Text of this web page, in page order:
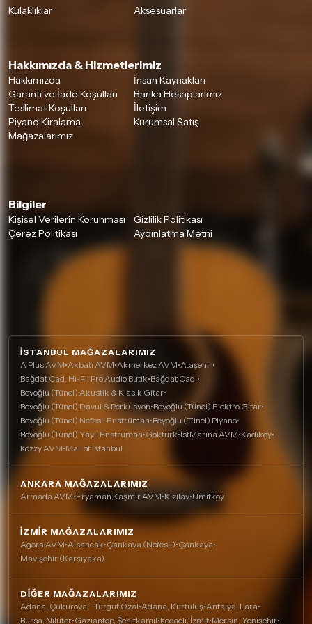
Kulaklıklar
Aksesuarlar
Hakkımızda & Hizmetlerimiz
Hakkımızda
İnsan Kaynakları
Garanti ve İade Koşulları
Banka Hesaplarımız
Teslimat Koşulları
İletişim
Piyano Kiralama
Kurumsal Satış
Mağazalarımız
Bilgiler
Kişisel Verilerin Korunması
Gizlilik Politikası
Çerez Politikası
Aydınlatma Metni
İSTANBUL MAĞAZALARIMIZ
A Plus AVM•Akbatı AVM•Akmerkez AVM•Ataşehir•
Bağdat Cad. Hi-Fi, Pro Audio Butik•Bağdat Cad.•
Beyoğlu (Tünel) Akustik & Klasik Gitar•
Beyoğlu (Tünel) Davul & Perküsyon•Beyoğlu (Tünel) Elektro Gitar•
Beyoğlu (Tünel) Nefesli Enstrüman•Beyoğlu (Tünel) Piyano•
Beyoğlu (Tünel) Yaylı Enstrüman•Göktürk•İstMarina AVM•Kadıköy•
Kozzy AVM•Mall of İstanbul
ANKARA MAĞAZALARIMIZ
Armada AVM•Eryaman Kaşmir AVM•Kızılay•Ümitköy
İZMIR MAĞAZALARIMIZ
Agora AVM•Alsancak•Çankaya (Nefesli)•Çankaya•
Mavişehir (Karşıyaka)
DIĞER MAĞAZALARIMIZ
Adana, Çukurova - Turgut Özal•Adana, Kurtuluş•Antalya, Lara•
Bursa, Nilüfer•Gaziantep, Şehitkamil•Kocaeli, İzmit•Mersin, Yenişehir•